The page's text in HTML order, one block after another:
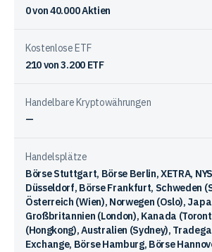
0von40.000Aktien
Kostenlose ETF
210von3.200ETF
Handelbare Kryptowährungen
—
Handelsplätze
Börse Stuttgart, Börse Berlin, XETRA,
Düsseldorf, Börse Frankfurt, Schweden
Österreich (Wien), Norwegen (Oslo),
Großbritannien (London), Kanada
(Hongkong), Australien (Sydney),
Exchange, Börse Hamburg, Börse